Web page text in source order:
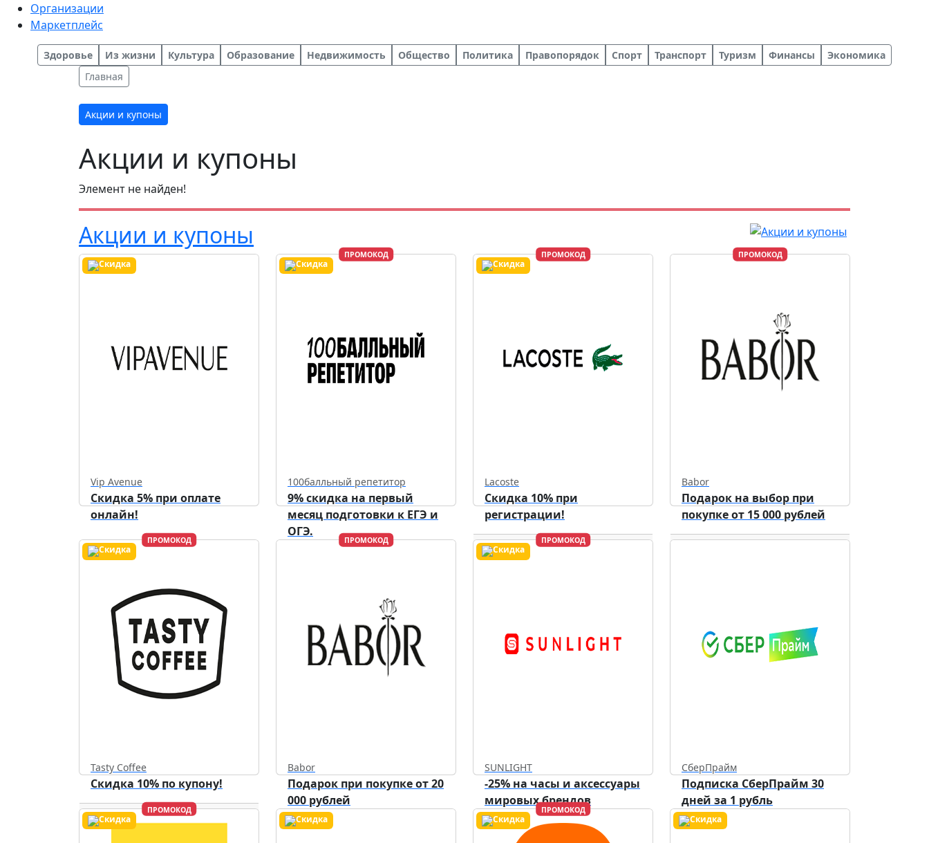
Организации
Маркетплейс
Здоровье Из жизни Культура Образование Недвижимость Общество Политика Правопорядок Спорт Транспорт Туризм Финансы
Экономика
Главная
Акции и купоны
Акции и купоны
Элемент не найден!
Акции и купоны
Vip Avenue
Скидка 5% при оплате
онлайн!
ПРОМОКОД
100балльный репетитор
9% скидка на первый
месяц подготовки к ЕГЭ и
ОГЭ.
ПРОМОКОД
Lacoste
Скидка 10% при
регистрации!
Действует до31.12.2026
ПРОМОКОД
Babor
Подарок на выбор при
покупке от 15 000 рублей
ПРОМОКОД
Tasty Coffee
Скидка 10% по купону!
Действует до31.12.2026
ПРОМОКОД
Babor
Подарок при покупке от 20
000 рублей
ПРОМОКОД
SUNLIGHT
-25% на часы и аксессуары
мировых брендов
Действует до 07.08.2026
СберПрайм
Подписка СберПрайм 30
дней за 1 рубль
ПРОМОКОД ПРОМОКОД